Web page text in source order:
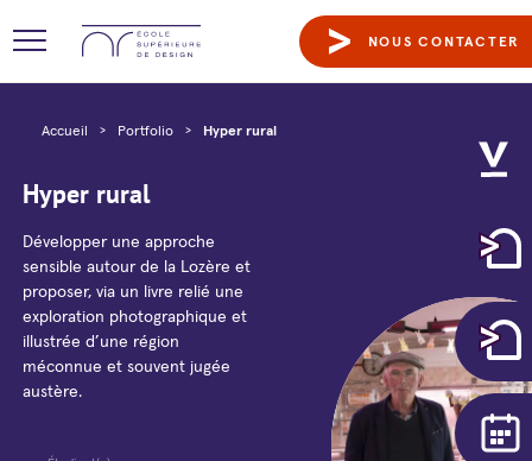
NOUS CONTACTER
Accueil > Portfolio > Hyper rural
Hyper rural
Développer une approche
sensible autour de la Lozère et
proposer, via un livre relié une
exploration photographique et
illustrée d’une région
méconnue et souvent jugée
austère.